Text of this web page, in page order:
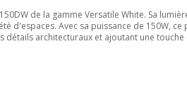
de la gamme Versatile White. Sa
d'espaces. Avec sa puissance de 150W, ce
architecturaux et ajoutant une